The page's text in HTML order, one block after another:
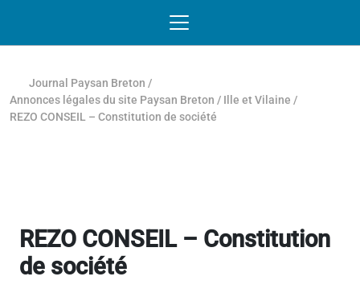
Journal Paysan Breton /
Annonces légales du site Paysan Breton / Ille et Vilaine /
REZO CONSEIL – Constitution de société
REZO CONSEIL – Constitution
de société